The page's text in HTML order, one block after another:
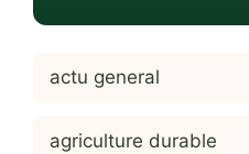
actu general
agriculture durable